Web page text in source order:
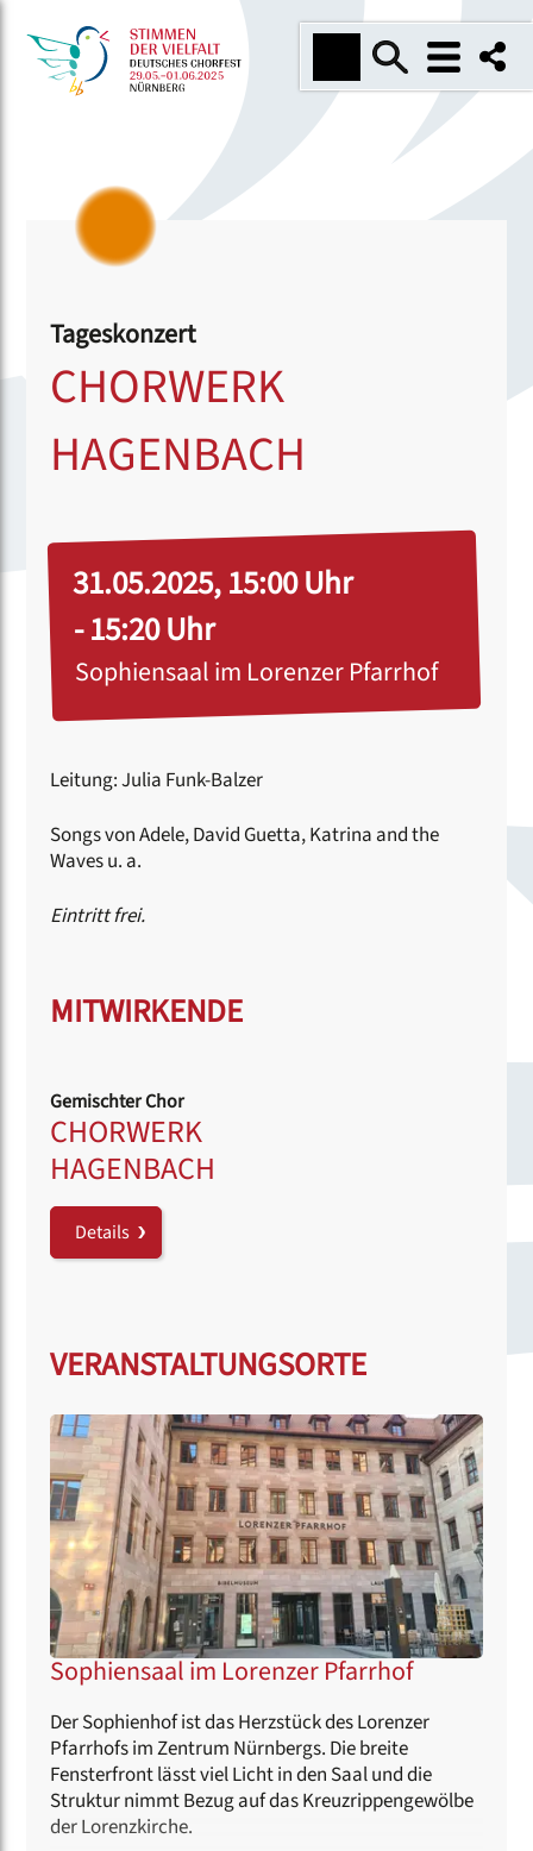
Tageskonzert
CHORWERK
HAGENBACH
31.05.2025, 15:00 Uhr
- 15:20 Uhr
Sophiensaal im Lorenzer Pfarrhof
Leitung: Julia Funk-Balzer
Songs von Adele, David Guetta, Katrina and the
Waves u. a.
Eintritt frei.
MITWIRKENDE
Gemischter Chor
CHORWERK
HAGENBACH
Details
VERANSTALTUNGSORTE
Sophiensaal im Lorenzer Pfarrhof
Der Sophienhof ist das Herzstück des Lorenzer
Pfarrhofs im Zentrum Nürnbergs. Die breite
Fensterfront lässt viel Licht in den Saal und die
Struktur nimmt Bezug auf das Kreuzrippengewölbe
der Lorenzkirche.